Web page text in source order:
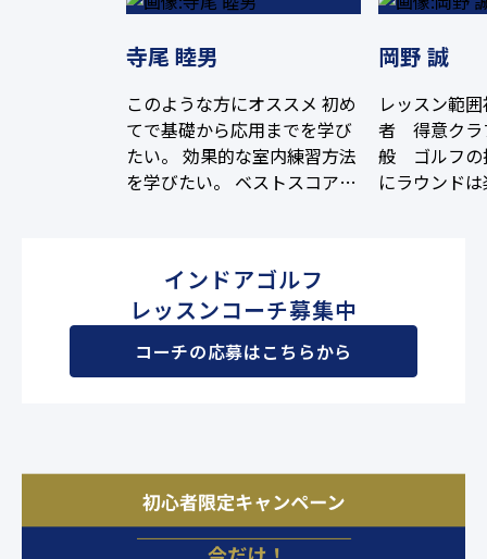
寺尾 睦男
このような方にオススメ 初め
てで基礎から応用までを学び
たい。 効果的な室内練習方法
を学びたい。 ベストスコアを
綺麗なスウィングを身に付け
たい。 安定的な90台、80台、
70台を目指したい方。
岡野 誠
レッスン範
者 得意クラ
般 ゴルフの
にラウンド
インドアゴルフ
レッスンコーチ募集中
コーチの応募はこちらから